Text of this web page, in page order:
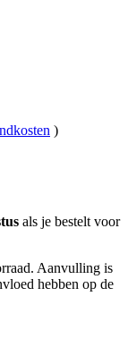
)
als je bestelt voor
Aanvulling is
hebben op de